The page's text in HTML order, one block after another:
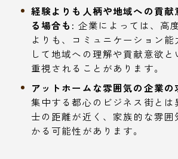
経験よりも人柄や地域への貢献
る場合も: 企業によっては、高
よりも、コミュニケーション能
して地域への理解や貢献意欲
重視されることがあります。
アットホームな雰囲気の企業の
集中する都心のビジネス街とは
士の距離が近く、家族的な雰囲
かる可能性があります。